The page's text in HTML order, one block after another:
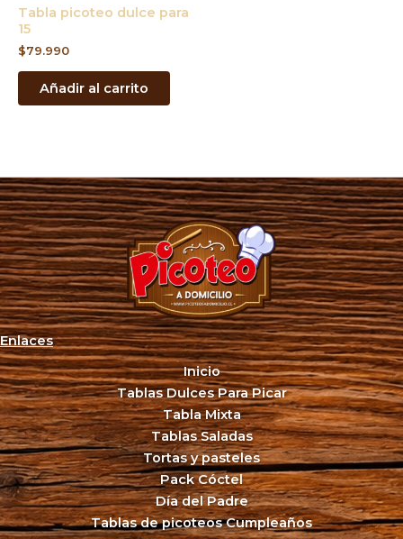
Tabla picoteo dulce para
15
$79.990
Añadir al carrito
Enlaces
Inicio
Tablas Dulces Para Picar
Tabla Mixta
Tablas Saladas
Tortas y pasteles
Pack Cóctel
Día del Padre
Tablas de picoteos Cumpleaños